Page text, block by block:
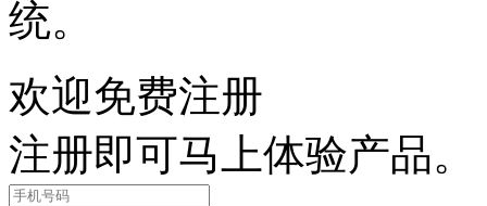
统。
欢迎免费注册
注册即可马上体验产品。